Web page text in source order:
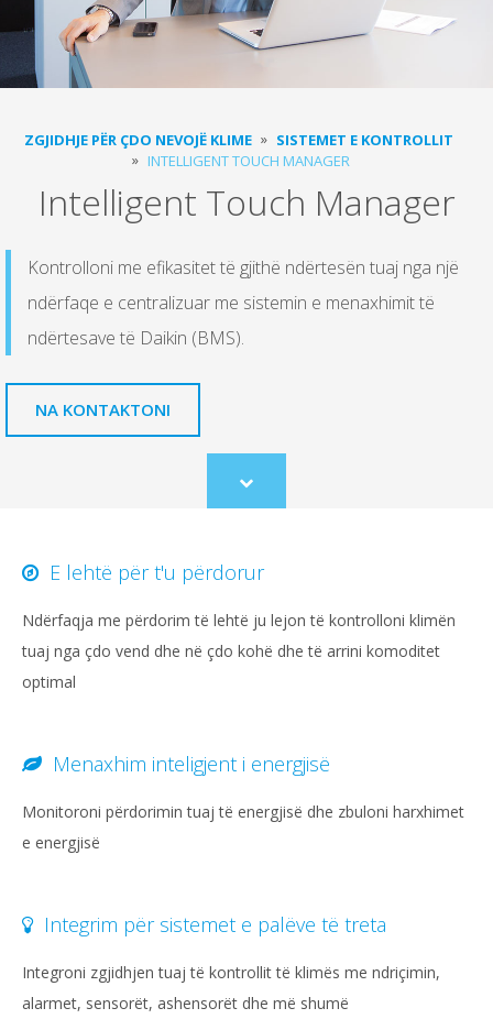
ZGJIDHJE PËR ÇDO NEVOJË KLIME
SISTEMET E KONTROLLIT
INTELLIGENT TOUCH MANAGER
Intelligent Touch Manager
Kontrolloni me efikasitet të gjithë ndërtesën tuaj nga një
ndërfaqe e centralizuar me sistemin e menaxhimit të
ndërtesave të Daikin (BMS).
NA KONTAKTONI
Scroll
to
E lehtë për t'u përdorur
Ndërfaqja me përdorim të lehtë ju lejon të kontrolloni klimën
tuaj nga çdo vend dhe në çdo kohë dhe të arrini komoditet
optimal
Menaxhim inteligjent i energjisë
Monitoroni përdorimin tuaj të energjisë dhe zbuloni harxhimet
e energjisë
Integrim për sistemet e palëve të treta
Integroni zgjidhjen tuaj të kontrollit të klimës me ndriçimin,
alarmet, sensorët, ashensorët dhe më shumë